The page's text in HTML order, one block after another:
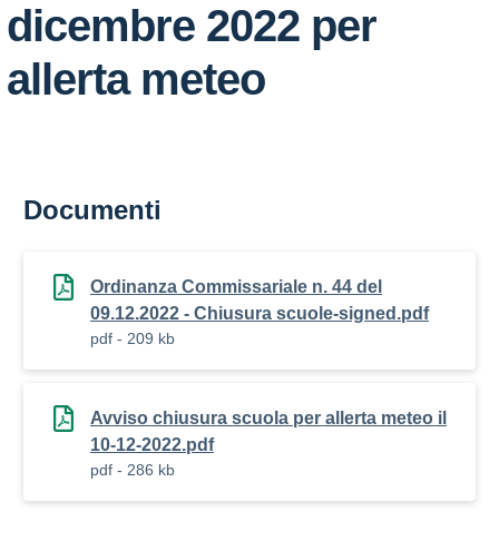
dicembre 2022 per
allerta meteo
Documenti
Ordinanza Commissariale n. 44 del
09.12.2022 - Chiusura scuole-signed.pdf
pdf - 209 kb
Avviso chiusura scuola per allerta meteo il
10-12-2022.pdf
pdf - 286 kb